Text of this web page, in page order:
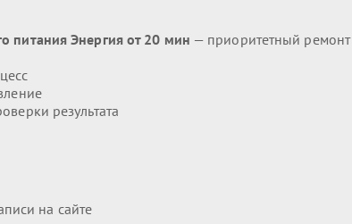
питания Энергия от 20 мин — приоритетный ремонт
результата
на сайте